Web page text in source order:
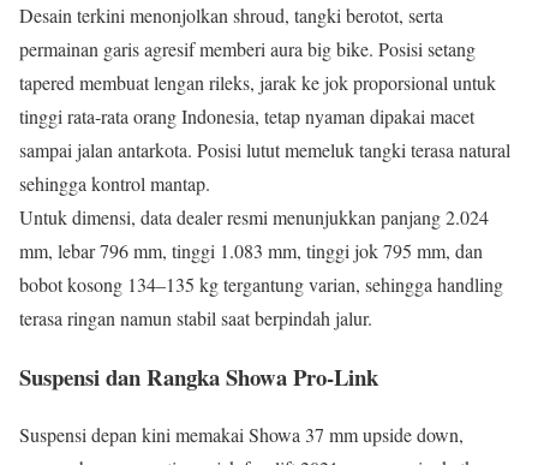
Desain terkini menonjolkan shroud, tangki berotot, serta
permainan garis agresif memberi aura big bike. Posisi setang
tapered membuat lengan rileks, jarak ke jok proporsional untuk
tinggi rata‑rata orang Indonesia, tetap nyaman dipakai macet
sampai jalan antarkota. Posisi lutut memeluk tangki terasa natural
sehingga kontrol mantap.
Untuk dimensi, data dealer resmi menunjukkan panjang 2.024
mm, lebar 796 mm, tinggi 1.083 mm, tinggi jok 795 mm, dan
bobot kosong 134–135 kg tergantung varian, sehingga handling
terasa ringan namun stabil saat berpindah jalur.
Suspensi dan Rangka Showa Pro-Link
Suspensi depan kini memakai Showa 37 mm upside down,